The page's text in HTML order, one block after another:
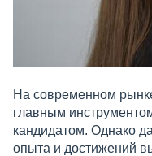
На современном
главным
кандидатом. Однако
опыта и достижений